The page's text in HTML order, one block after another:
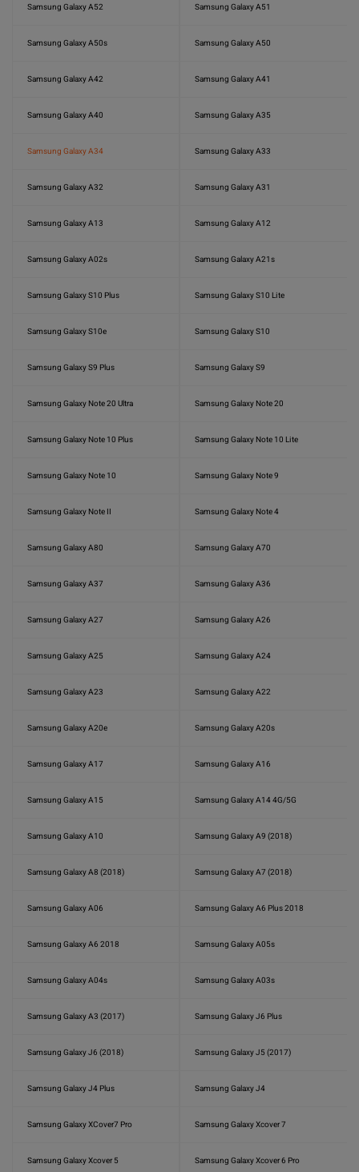
Samsung Galaxy A52 Samsung Galaxy A51
Samsung Galaxy A50s Samsung Galaxy A50
Samsung Galaxy A42 Samsung Galaxy A41
Samsung Galaxy A40 Samsung Galaxy A35
Samsung Galaxy A34 Samsung Galaxy A33
Samsung Galaxy A32 Samsung Galaxy A31
Samsung Galaxy A13 Samsung Galaxy A12
Samsung Galaxy A02s Samsung Galaxy A21s
Samsung Galaxy S10 Plus Samsung Galaxy S10 Lite
Samsung Galaxy S10e Samsung Galaxy S10
Samsung Galaxy S9 Plus Samsung Galaxy S9
Samsung Galaxy Note 20 Ultra Samsung Galaxy Note 20
Samsung Galaxy Note 10 Plus Samsung Galaxy Note 10 Lite
Samsung Galaxy Note 10 Samsung Galaxy Note 9
Samsung Galaxy Note II Samsung Galaxy Note 4
Samsung Galaxy A80 Samsung Galaxy A70
Samsung Galaxy A37 Samsung Galaxy A36
Samsung Galaxy A27 Samsung Galaxy A26
Samsung Galaxy A25 Samsung Galaxy A24
Samsung Galaxy A23 Samsung Galaxy A22
Samsung Galaxy A20e Samsung Galaxy A20s
Samsung Galaxy A17 Samsung Galaxy A16
Samsung Galaxy A15 Samsung Galaxy A14 4G/5G
Samsung Galaxy A10 Samsung Galaxy A9 (2018)
Samsung Galaxy A8 (2018) Samsung Galaxy A7 (2018)
Samsung Galaxy A06 Samsung Galaxy A6 Plus 2018
Samsung Galaxy A6 2018 Samsung Galaxy A05s
Samsung Galaxy A04s Samsung Galaxy A03s
Samsung Galaxy A3 (2017) Samsung Galaxy J6 Plus
Samsung Galaxy J6 (2018) Samsung Galaxy J5 (2017)
Samsung Galaxy J4 Plus Samsung Galaxy J4
Samsung Galaxy XCover7 Pro Samsung Galaxy Xcover 7
Samsung Galaxy Xcover 5 Samsung Galaxy Xcover 6 Pro